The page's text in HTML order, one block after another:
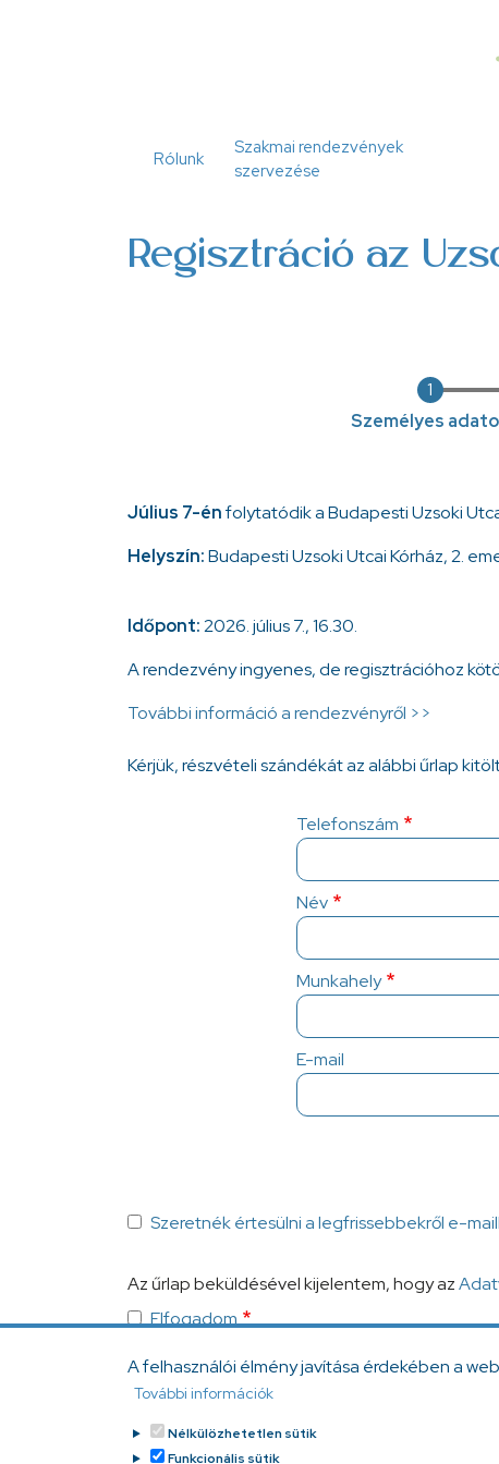
A felhasználói élmény javítása érdekében a
További információk
Nélkülözhetetlen sütik
Funkcionális sütik
Rólunk
Szakmai rendezvények
szervezése
Regisztráció az
Jelenlegi
Személyes
Július 7-énfolytatódik a Budapesti Uzsoki
Helyszín:Budapesti Uzsoki Utcai Kórház, 2.
Időpont:2026. július 7., 16.30.
A rendezvény ingyenes, de regisztrációhoz
További információ a rendezvényről >>
Kérjük, részvételi szándékát az alábbi űrlap
Telefonszám
Név
Munkahely
E-mail
Szeretnék értesülni a legfrissebbekről e-
Az űrlap beküldésével kijelentem, hogy az
Elfogadom